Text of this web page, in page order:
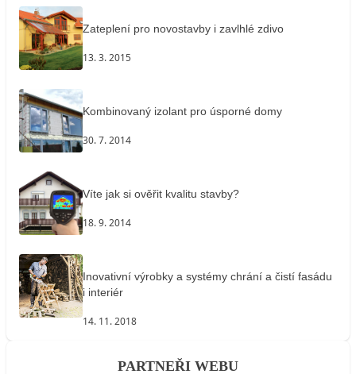
Zateplení pro novostavby i zavlhlé zdivo
13. 3. 2015
Kombinovaný izolant pro úsporné domy
30. 7. 2014
Víte jak si ověřit kvalitu stavby?
18. 9. 2014
Inovativní výrobky a systémy chrání a čistí fasádu
i interiér
14. 11. 2018
PARTNEŘI WEBU